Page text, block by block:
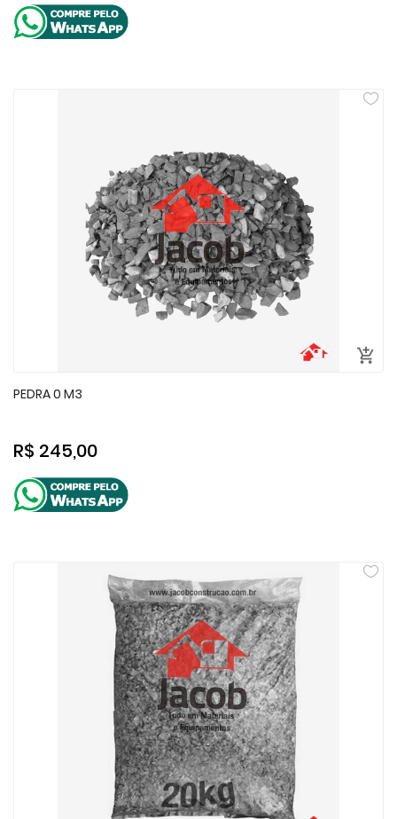
PEDRA 0 M3
R$ 245,00